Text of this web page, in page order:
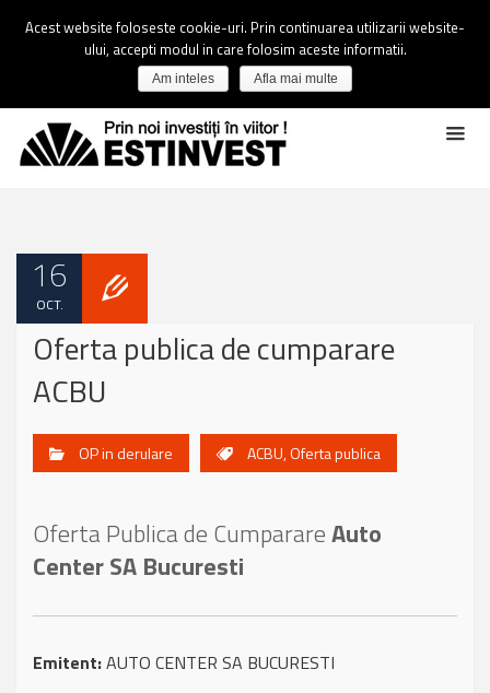
16
OCT.
Oferta publica de cumparare
ACBU
OP in derulare ACBU,Oferta publica
Oferta Publica de CumparareAuto
Center SA Bucuresti
Emitent:AUTO CENTER SA BUCURESTI
Acest website foloseste cookie-uri. Prin continuarea utilizarii website-
ului, accepti modul in care folosim aceste informatii.
Am inteles Afla mai multe